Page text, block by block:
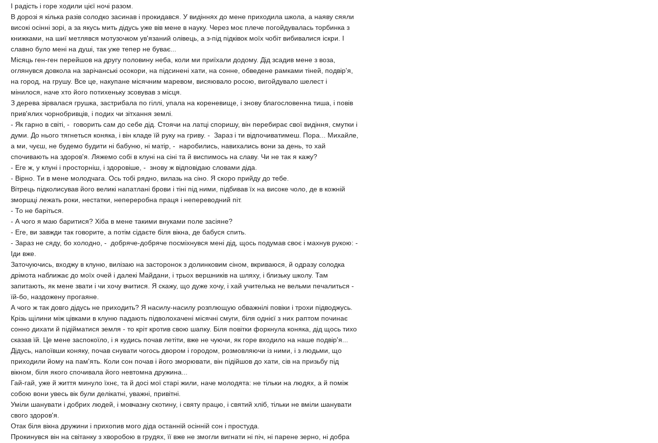
I радiсть i горе ходили цiєї ночi разом.
В дорозi я кiлька разiв солодко засинав i прокидався. У видiннях до мене приходила школа, а наяву сяяли
високi осiннi зорi, а за якусь мить дiдусь уже вiв мене в науку. Через моє плече погойдувалась торбинка з
книжками, на шиї метлявся мотузочком ув'язаний олiвець, а з-пiд пiдкiвок моїх чобiт вибивалися iскри. I
славно було менi на душi, так уже тепер не буває...
Мiсяць ген-ген перейшов на другу половину неба, коли ми приїхали додому. Дiд зсадив мене з воза,
оглянувся довкола на зарiчанськi осокори, на пiдсиненi хати, на сонне, обведене рамками тiней, подвiр'я,
на город, на грушу. Все це, накупане мiсячним маревом, висяювало росою, вигойдувало шелест i
мiнилося, наче хто його потихеньку зсовував з мiсця.
З дерева зiрвалася грушка, застрибала по гiллi, упала на кореневище, i знову благословенна тиша, i повiв
прив'ялих чорнобривцiв, i подих чи зiтхання землi.
- Як гарно в свiтi, - говорить сам до себе дiд. Стоячи на латцi споришу, вiн перебирає свої видiння, смутки i
думи. До нього тягнеться коняка, i вiн кладе їй руку на гриву. - Зараз i ти вiдпочиватимеш. Пора... Михайле,
а ми, чуєш, не будемо будити нi бабуню, нi матiр, - наробились, навихались вони за день, то хай
спочивають на здоров'я. Ляжемо собi в клунi на сiнi та й виспимось на славу. Чи не так я кажу?
- Еге ж, у клунi i просторнiш, i здоровiше, - знову ж вiдповiдаю словами дiда.
- Вiрно. Ти в мене молодчага. Ось тобi рядно, вилазь на сiно. Я скоро прийду до тебе.
Вiтрець пiдколисував його великi напатланi брови i тiнi пiд ними, пiдбивав їх на високе чоло, де в кожнiй
зморшцi лежать роки, нестатки, непереробна праця i непереводний пiт.
- То не барiться.
- А чого я маю баритися? Хiба в мене такими внуками поле засiяне?
- Еге, ви завжди так говорите, а потiм сiдаєте бiля вiкна, де бабуся спить.
- Зараз не сяду, бо холодно, - добряче-добряче посмiхнувся менi дiд, щось подумав своє i махнув рукою: -
Iди вже.
Заточуючись, входжу в клуню, вилiзаю на засторонок з долинковим сiном, вкриваюся, й одразу солодка
дрiмота наближає до моїх очей i далекi Майдани, i трьох вершникiв на шляху, i близьку школу. Там
запитають, як мене звати i чи хочу вчитися. Я скажу, що дуже хочу, i хай учителька не вельми печалиться -
їй-бо, наздожену прогаяне.
А чого ж так довго дiдусь не приходить? Я насилу-насилу розплющую обважнiлi повiки i трохи пiдводжусь.
Крiзь щiлини мiж цiвками в клуню падають пiдволохаченi мiсячнi смуги, бiля однiєї з них раптом починає
сонно дихати й пiдiйматися земля - то крiт кротив свою шапку. Бiля повiтки форкнула коняка, дiд щось тихо
сказав їй. Це мене заспокоїло, i я кудись почав летiти, вже не чуючи, як горе входило на наше подвiр'я...
Дiдусь, напоївши коняку, почав снувати чогось двором i городом, розмовляючи iз ними, i з людьми, що
приходили йому на пам'ять. Коли сон почав i його зморювати, вiн пiдiйшов до хати, сiв на призьбу пiд
вiкном, бiля якого спочивала його невтомна дружина...
Гай-гай, уже й життя минуло їхнє, та й досi мої старi жили, наче молодята: не тiльки на людях, а й помiж
собою вони увесь вiк були делiкатнi, уважнi, привiтнi.
Умiли шанувати i добрих людей, i мовчазну скотину, i святу працю, i святий хлiб, тiльки не вмiли шанувати
свого здоров'я.
Отак бiля вiкна дружини i прихопив мого дiда останнiй осiннiй сон i простуда.
Прокинувся вiн на свiтанку з хворобою в грудях, її вже не змогли вигнати нi пiч, нi парене зерно, нi добра